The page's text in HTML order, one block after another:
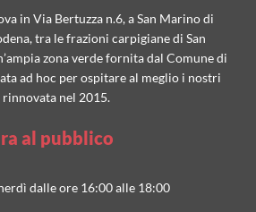
in Via Bertuzza n.6, a San Marino di
tra le frazioni carpigiane di San
zona verde fornita dal Comune di
ad hoc per ospitare al meglio i nostri
nel 2015.
al pubblico
dalle ore 16:00 alle 18:00